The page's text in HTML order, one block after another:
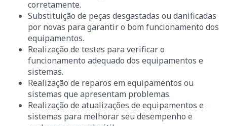
corretamente.
Substituição de peças desgastadas ou danificadas
por novas para garantir o bom funcionamento dos
equipamentos.
Realização de testes para verificar o
funcionamento adequado dos equipamentos e
sistemas.
Realização de reparos em equipamentos ou
sistemas que apresentam problemas.
Realização de atualizações de equipamentos e
sistemas para melhorar seu desempenho e